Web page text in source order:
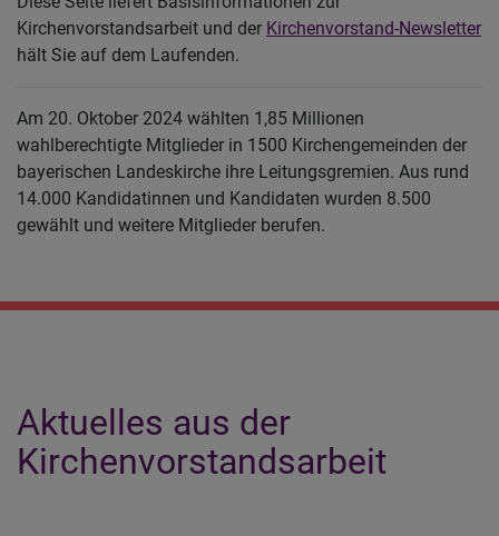
Kirchenvorstandsarbeit und der Kirchenvorstand-Newsletter
hält Sie auf dem Laufenden.
Am 20. Oktober 2024 wählten 1,85 Millionen
wahlberechtigte Mitglieder in 1500 Kirchengemeinden der
bayerischen Landeskirche ihre Leitungsgremien. Aus rund
14.000 Kandidatinnen und Kandidaten wurden 8.500
gewählt und weitere Mitglieder berufen.
Aktuelles aus der
Kirchenvorstandsarbeit